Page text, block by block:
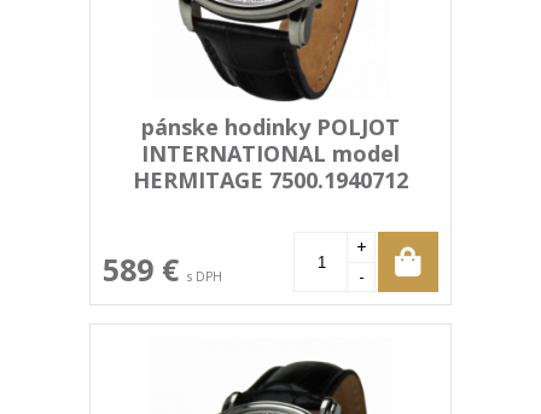
pánske hodinky POLJOT
INTERNATIONAL model
HERMITAGE 7500.1940712
589 € s DPH
+
-